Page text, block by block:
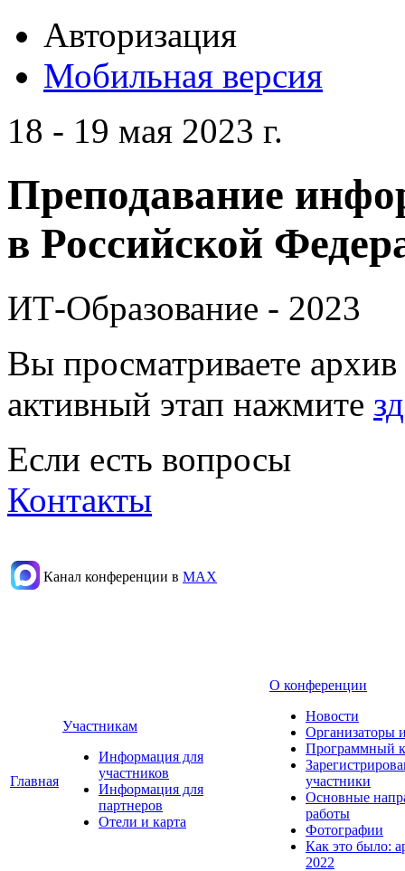
Авторизация
Мобильная версия
18 - 19 мая 2023 г.
Преподавание
в Российской
ИТ-Образование - 2023
Вы просматриваете
активный этап нажмите
Если есть вопросы
Контакты
Канал конференции в МАХ
Главная
Участникам
Информация для
участников
Информация для
партнеров
Отели и карта
О конференции
Новости
Организаторы
Программный
участники
Основные
работы
Фотографии
Как это было:
2022